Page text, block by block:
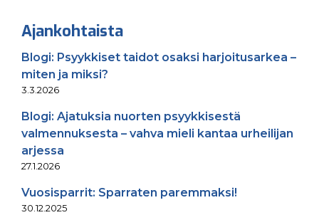
Ajankohtaista
Blogi: Psyykkiset taidot osaksi harjoitusarkea –
miten ja miksi?
3.3.2026
Blogi: Ajatuksia nuorten psyykkisestä
valmennuksesta – vahva mieli kantaa urheilijan
arjessa
27.1.2026
Vuosisparrit: Sparraten paremmaksi!
30.12.2025